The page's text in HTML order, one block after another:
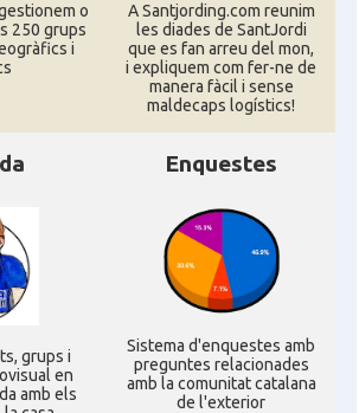
o
250 grups
i
A Santjording.com reunim
les diades de SantJordi
que es fan arreu del mon,
i expliquem com fer-ne de
manera fàcil i sense
maldecaps logí­stics!
grups i
en
amb els
Enquestes
Sistema d'enquestes amb
preguntes relacionades
amb la comunitat catalana
de l'exterior